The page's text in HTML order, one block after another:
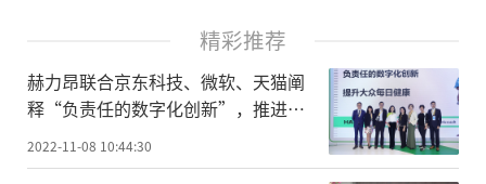
精彩推荐
赫力昂联合京东科技、微软、天猫阐
释“负责任的数字化创新”，推进健
康可及性
2022-11-08 10:44:30